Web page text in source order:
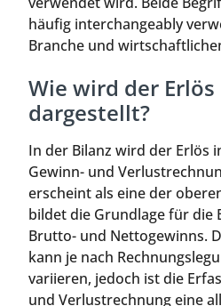
häufig interchangeably
Branche und
Wie wird der
dargestellt?
In der Bilanz wird der Erlös
Gewinn- und
erscheint als eine der
bildet die Grundlage für die
Brutto- und Nettogewinns.
kann je nach
variieren, jedoch ist die
und Verlustrechnung eine